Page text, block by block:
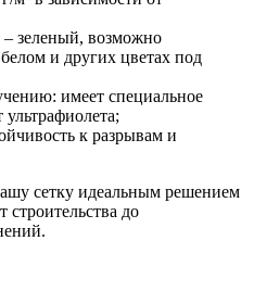
зеленый, возможно
и других цветах под
имеет специальное
к разрывам и
сетку идеальным решением
строительства до